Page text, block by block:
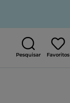
Pesquisar Favoritos